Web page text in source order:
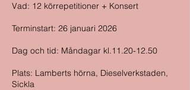
Vad: 12 körrepetitioner + Konsert
Terminstart: 26 januari 2026
Dag och tid: Måndagar kl.11.20-12.50
Plats: Lamberts hörna, Dieselverkstaden,
Sickla